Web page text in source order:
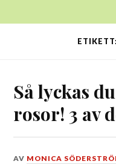
ETIKETT:
Så lyckas
rosor! 3 av
DEN
AV MONICA